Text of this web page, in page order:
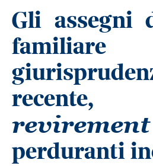
Gli assegni
revirement
perduranti